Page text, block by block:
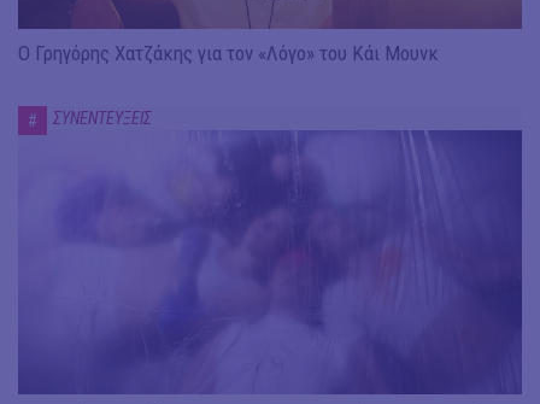
Ο Γρηγόρης Χατζάκης για τον «Λόγο» του Κάι Μουνκ
# ΣΥΝΕΝΤΕΥΞΕΙΣ